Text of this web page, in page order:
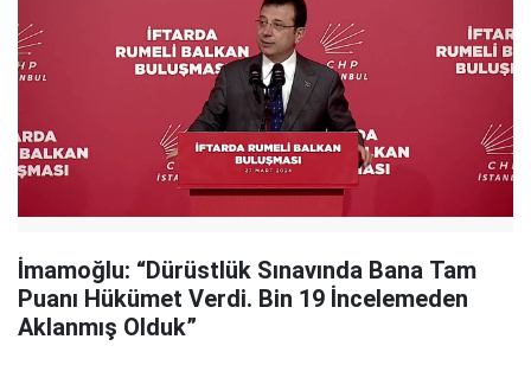
İmamoğlu: “Dürüstlük Sınavında Bana Tam
Puanı Hükümet Verdi. Bin 19 İncelemeden
Aklanmış Olduk”